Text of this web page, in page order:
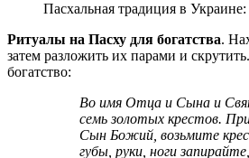
Пасхальная традиция в
Ритуалы на Пасху для богатства.
затем разложить их парами и
богатство:
Во имя Отца и Сына и Святого Духа, аминь. На Божьем храме семь куполов, а на этих куполах
семь золотых крестов.
Сын Божий, возьмите
губы, руки, ноги